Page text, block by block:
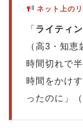
ネット上の
「ライティ
（高3・知
時間切れで
時間をかけ
ったのに」